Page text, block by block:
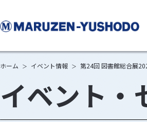
ホーム ＞ イベント情報 ＞ 第24回 図書館総合展
イベント・